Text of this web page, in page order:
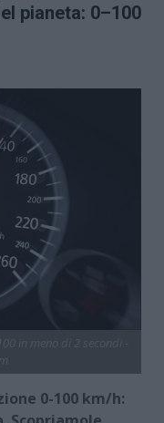
pianeta: 0–100
0-100 km/h: